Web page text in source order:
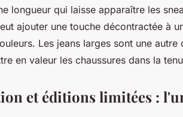
longueur qui laisse apparaître les
ajouter une touche décontractée à
Les jeans larges sont une
en valeur les chaussures dans la
et éditions limitées :